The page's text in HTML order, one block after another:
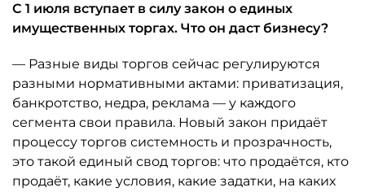
С 1 июля вступает в силу закон о единых
имущественных торгах. Что он даст бизнесу?
— Разные виды торгов сейчас регулируются
разными нормативными актами: приватизация,
банкротство, недра, реклама — у каждого
сегмента свои правила. Новый закон придаёт
процессу торгов системность и прозрачность,
это такой единый свод торгов: что продаётся, кто
продаёт, какие условия, какие задатки, на каких